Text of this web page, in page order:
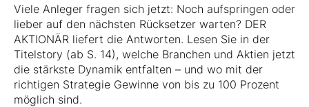
Viele Anleger fragen sich jetzt: Noch aufspringen oder
lieber auf den nächsten Rücksetzer warten? DER
AKTIONÄR liefert die Antworten. Lesen Sie in der
Titelstory (ab S. 14), welche Branchen und Aktien jetzt
die stärkste Dynamik entfalten – und wo mit der
richtigen Strategie Gewinne von bis zu 100 Prozent
möglich sind.